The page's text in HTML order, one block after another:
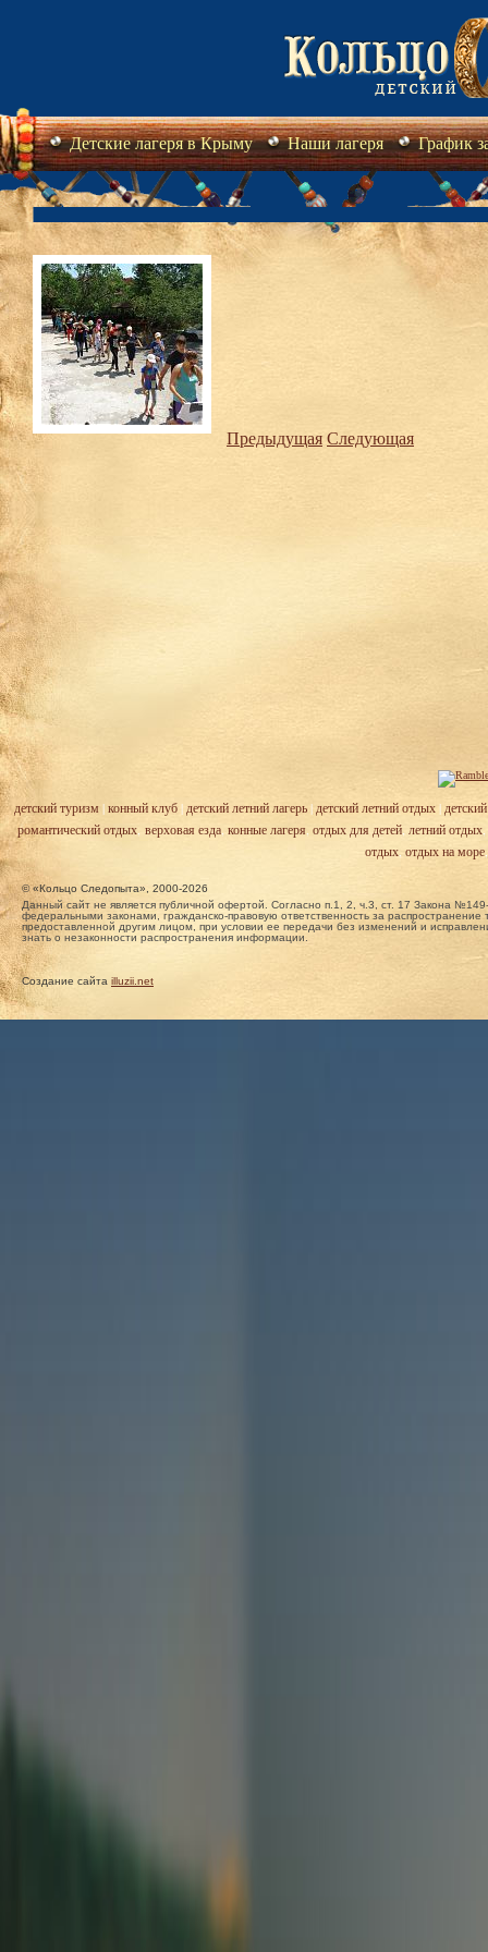
Детские лагеря в Крыму Наши лагеря График
Предыдущая Следующая
детский туризм| конный клуб| детский летний лагерь| детский летний отдых|
романтический отдых, верховая езда, конные лагеря, отдых для детей, летний отдых,
отдых, отдых на море
© «Кольцо Следопыта», 2000-2026
Данный сайт не является публичной офертой. Согласно п.1, 2, ч.3, ст. 17 Закона
федеральными законами, гражданско-правовую ответственность за
предоставленной другим лицом, при условии ее передачи без изменений и
знать о незаконности распространения информации.
Создание сайта illuzii.net